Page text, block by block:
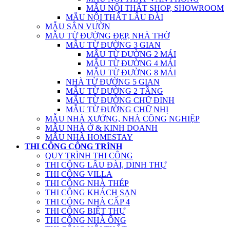
MẪU NỘI THẤT SHOP, SHOWROOM
MẪU NỘI THẤT LÂU ĐÀI
MẪU SÂN VƯỜN
MẪU TỪ ĐƯỜNG ĐẸP, NHÀ THỜ
MẪU TỪ ĐƯỜNG 3 GIAN
MẪU TỪ ĐƯỜNG 2 MÁI
MẪU TỪ ĐƯỜNG 4 MÁI
MẪU TỪ ĐƯỜNG 8 MÁI
NHÀ TỪ ĐƯỜNG 5 GIAN
MẪU TỪ ĐƯỜNG 2 TẦNG
MẪU TỪ ĐƯỜNG CHỮ ĐINH
MẪU TỪ ĐƯỜNG CHỮ NHỊ
MẪU NHÀ XƯỞNG, NHÀ CÔNG NGHIỆP
MẪU NHÀ Ở & KINH DOANH
MẪU NHÀ HOMESTAY
THI CÔNG CÔNG TRÌNH
QUY TRÌNH THI CÔNG
THI CÔNG LÂU ĐÀI, DINH THỰ
THI CÔNG VILLA
THI CÔNG NHÀ THÉP
THI CÔNG KHÁCH SẠN
THI CÔNG NHÀ CẤP 4
THI CÔNG BIỆT THỰ
THI CÔNG NHÀ ỐNG